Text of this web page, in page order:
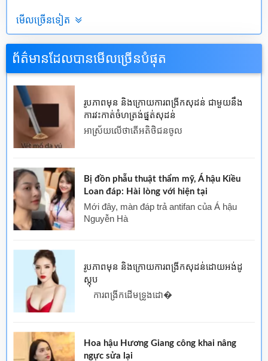
មើលច្រើនទៀត
ព័ត៌មានដែលបានមើលច្រើនបំផុត
រូបភាពមុន និងក្រោយការពង្រីកសុដន់ ជាមួយនឹង
ការវះកាត់ចំហត្រង់ផ្នត់សុដន់
អាស្រ័យលើថាតើអតិថិជនចូល
Bị đồn phẫu thuật thẩm mỹ, Á hậu Kiều
Loan đáp: Hài lòng với hiện tại
Mới đây, màn đáp trả antifan của Á hậu
Nguyễn Hà
រូបភាពមុន និងក្រោយការពង្រីកសុដន់ដោយអង់ដូ
ស្កុប
ការពង្រីកដើមទ្រូងដោ�
Hoa hậu Hương Giang công khai nâng
ngực sửa lại